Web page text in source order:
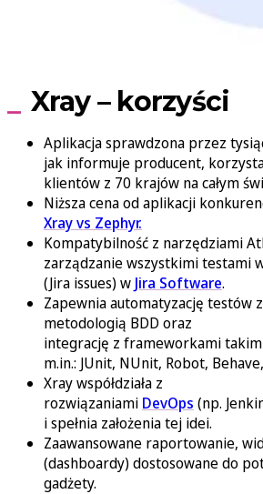
Xray – korzyści
Aplikacja sprawdzona przez
jak informuje producent,
klientów z 70 krajów na całym
Niższa cena od aplikacji
Xray vs Zephyr.
Kompatybilność z narzędziami
zarządzanie wszystkimi testami
(Jira issues) w Jira Software.
Zapewnia automatyzację testów
metodologią BDD oraz
integrację z frameworkami
m.in.: JUnit, NUnit, Robot,
Xray współdziała z
rozwiązaniami DevOps (np.
i spełnia założenia tej idei.
Zaawansowane raportowanie,
(dashboardy) dostosowane do
gadżety.